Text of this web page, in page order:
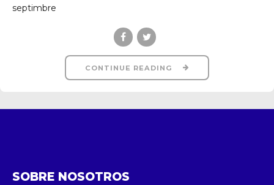
septimbre
CONTINUE READING
SOBRE NOSOTROS